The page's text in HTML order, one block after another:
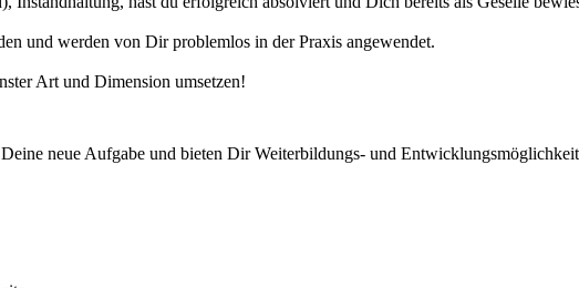
und werden von Dir problemlos in der Praxis angewendet.
Art und Dimension umsetzen!
neue Aufgabe und bieten Dir Weiter­bil­dungs- und